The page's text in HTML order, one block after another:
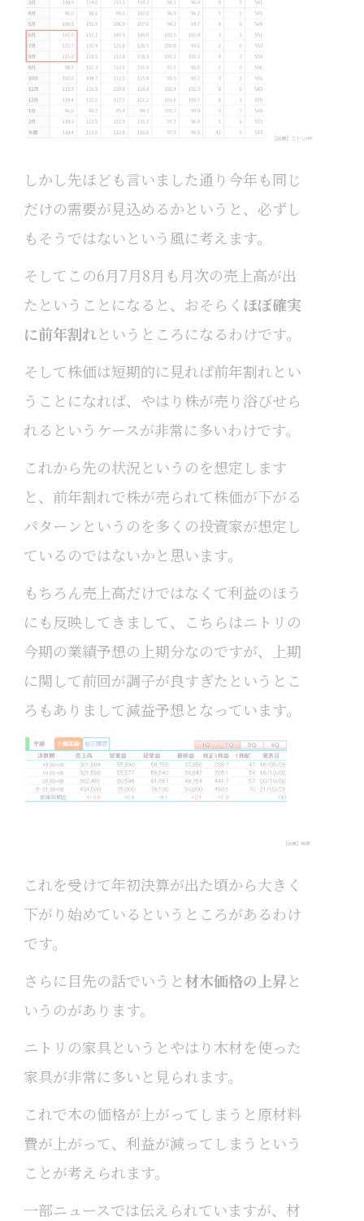
しかし先ほども言いました通り今年も同じ
だけの需要が見込めるかというと、必ずし
もそうではないという風に考えます。
そしてこの6月7月8月も月次の売上高が出
たということになると、おそらく ほぼ確実
に前年割れというところになるわけです。
そして株価は短期的に見れば前年割れとい
うことになれば、やはり株が売り浴びせら
れるというケースが非常に多いわけです。
これから先の状況というのを想定します
と、前年割れで株が売られて株価が下がる
パターンというのを多くの投資家が想定し
ているのではないかと思います。
もちろん売上高だけではなくて利益のほう
にも反映してきまして、こちらはニトリの
今期の業績予想の上期分なのですが、上期
に関して前回が調子が良すぎたというとこ
ろもありまして減益予想となっています。
これを受けて年初決算が出た頃から大きく
下がり始めているというところがあるわけ
です。
さらに目先の話でいうと材木価格の上昇と
いうのがあります。
ニトリの家具というとやはり木材を使った
家具が非常に多いと見られます。
これで木の価格が上がってしまうと原材料
費が上がって、利益が減ってしまうという
ことが考えられます。
一部ニュースでは伝えられていますが、材